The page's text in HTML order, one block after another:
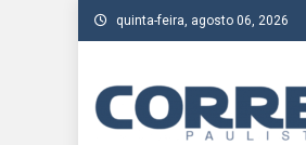
Skip
to
quinta-feira, agosto 06, 2026